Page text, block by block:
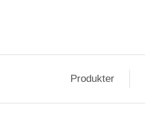
Produkter